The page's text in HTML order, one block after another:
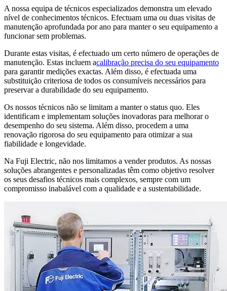
A nossa equipa de técnicos especializados demonstra um elevado
nível de conhecimentos técnicos. Efectuam uma ou duas visitas de
manutenção aprofundada por ano para manter o seu equipamento a
funcionar sem problemas.
Durante estas visitas, é efectuado um certo número de operações de
manutenção. Estas incluem acalibração precisa do seu equipamento
para garantir medições exactas. Além disso, é efectuada uma
substituição criteriosa de todos os consumíveis necessários para
preservar a durabilidade do seu equipamento.
Os nossos técnicos não se limitam a manter o status quo. Eles
identificam e implementam soluções inovadoras para melhorar o
desempenho do seu sistema. Além disso, procedem a uma
renovação rigorosa do seu equipamento para otimizar a sua
fiabilidade e longevidade.
Na Fuji Electric, não nos limitamos a vender produtos. As nossas
soluções abrangentes e personalizadas têm como objetivo resolver
os seus desafios técnicos mais complexos, sempre com um
compromisso inabalável com a qualidade e a sustentabilidade.